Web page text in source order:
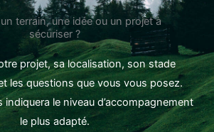
terrain, une idée ou un projet à
sécuriser ?
projet, sa localisation, son stade
les questions que vous vous posez.
indiquera le niveau d’accompagnement
le plus adapté.